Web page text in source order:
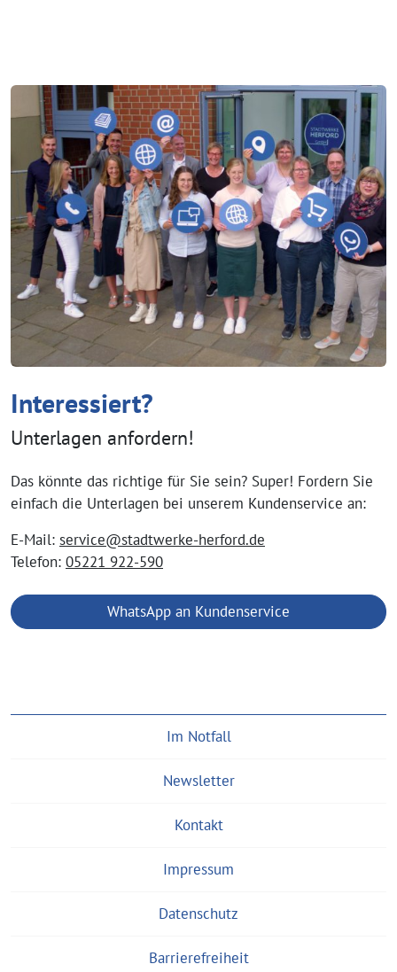
Interessiert?
Unterlagen anfordern!
Das könnte das richtige für Sie sein? Super! Fordern Sie
einfach die Unterlagen bei unserem Kundenservice an:
E-Mail: service@stadtwerke-herford.de
Telefon: 05221 922-590
WhatsApp an Kundenservice
Im Notfall
Newsletter
Kontakt
Impressum
Datenschutz
Barrierefreiheit